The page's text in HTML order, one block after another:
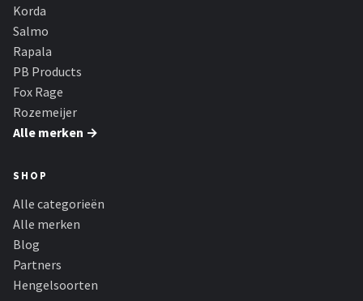
Korda
Salmo
Rapala
PB Products
Fox Rage
Rozemeijer
Alle merken →
SHOP
Alle categorieën
Alle merken
Blog
Partners
Hengelsoorten